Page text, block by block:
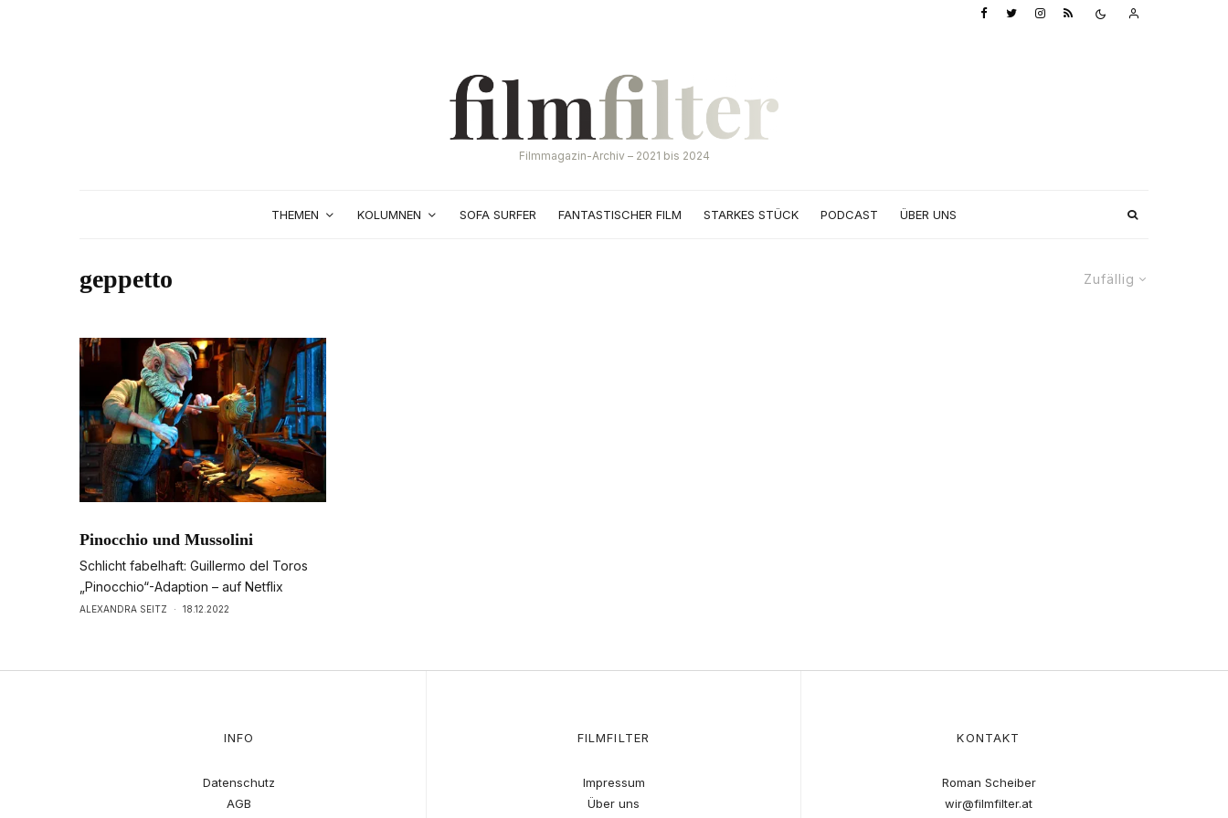
Filmmagazin-Archiv – 2021 bis 2024
THEMEN KOLUMNEN SOFA SURFER FANTASTISCHER FILM STARKES STÜCK PODCAST ÜBER UNS
Zufällig
geppetto
Pinocchio und Mussolini
Schlicht fabelhaft: Guillermo del Toros
„Pinocchio“-Adaption – auf Netflix
ALEXANDRA SEITZ · 18.12.2022
INFO
Datenschutz
AGB
FILMFILTER
Impressum
Über uns
KONTAKT
Roman Scheiber
wir@filmfilter.at